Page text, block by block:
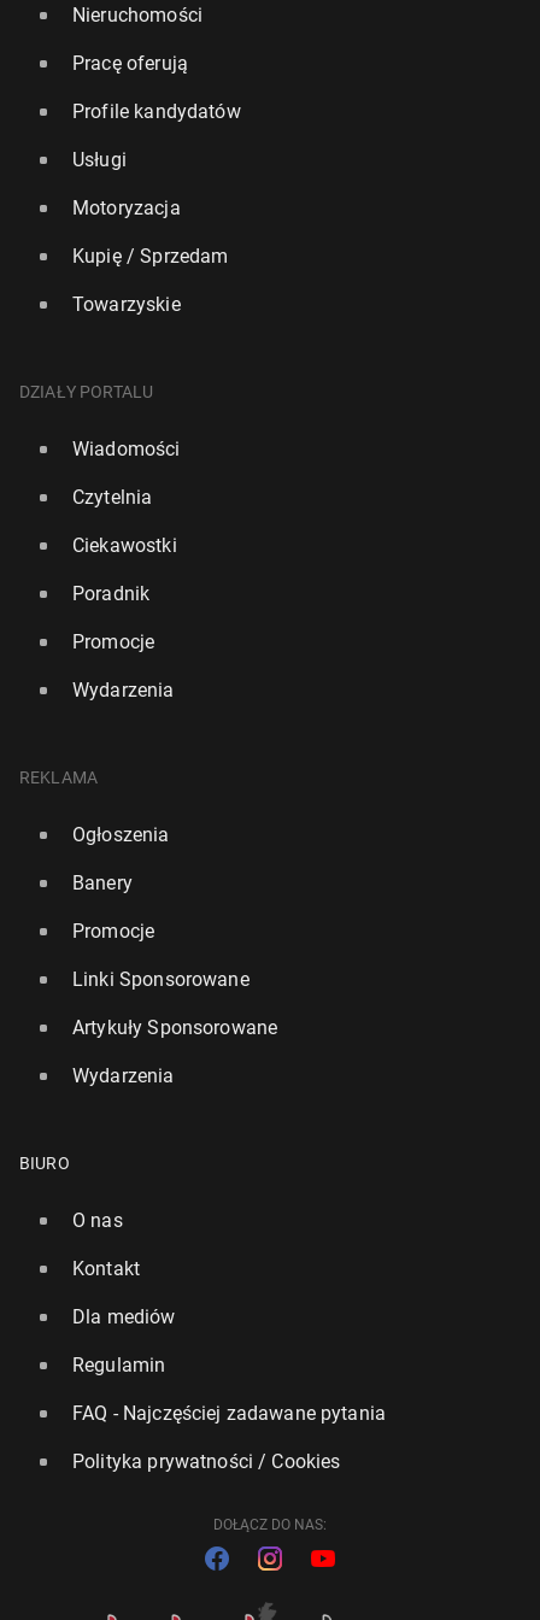
Nieruchomości
Pracę oferują
Profile kandydatów
Usługi
Motoryzacja
Kupię / Sprzedam
Towarzyskie
DZIAŁY PORTALU
Wiadomości
Czytelnia
Ciekawostki
Poradnik
Promocje
Wydarzenia
REKLAMA
Ogłoszenia
Banery
Promocje
Linki Sponsorowane
Artykuły Sponsorowane
Wydarzenia
BIURO
O nas
Kontakt
Dla mediów
Regulamin
FAQ - Najczęściej zadawane pytania
Polityka prywatności / Cookies
DOŁĄCZ DO NAS: